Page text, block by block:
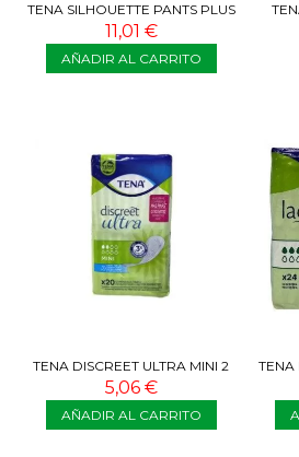
TENA SILHOUETTE PANTS PLUS
L CREME 8 COMPRESAS
11,01 €
AÑADIR AL CARRITO
TENA DISCREET ULTRA MINI 2
GOTAS 20 COMPRESAS
5,06 €
AÑADIR AL CARRITO
TENA